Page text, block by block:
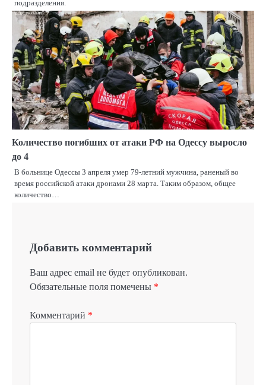
подразделения.
Количество погибших от атаки РФ на Одессу выросло
до 4
В больнице Одессы 3 апреля умер 79-летний мужчина, раненый во
время российской атаки дронами 28 марта. Таким образом, общее
количество…
Добавить комментарий
Ваш адрес email не будет опубликован.
Обязательные поля помечены *
Комментарий *